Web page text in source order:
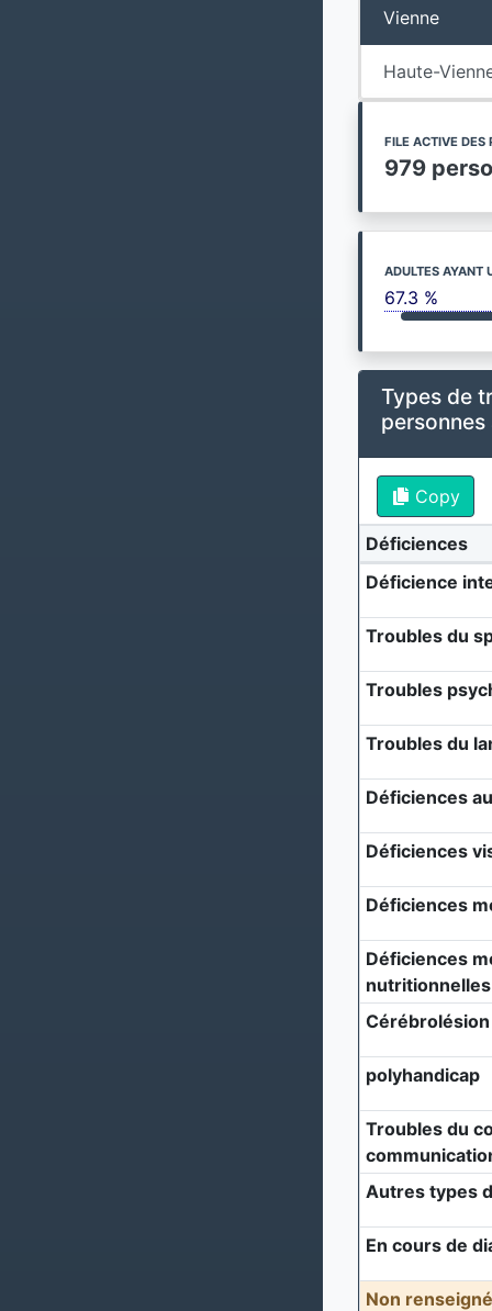
Vienne
Haute-
FILE ACTIVE DES
979
ADULTES AYANT
67.3 %
Types de
Copy
Déficiences
Déficience
Troubles du
Troubles
Troubles du
Déficiences
Déficiences
Déficiences
Déficiences
nutritionnelles
Cérébrolésion
polyhandicap
Troubles du
Autres types
En cours de
Non